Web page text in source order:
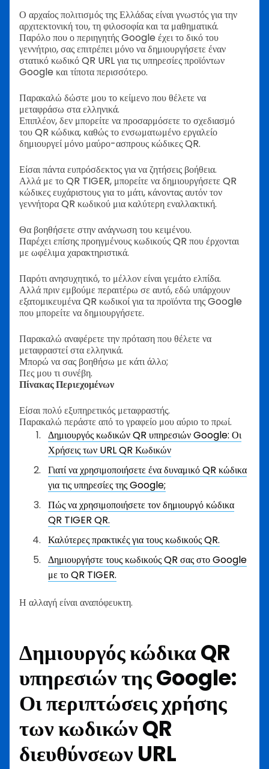
Ο αρχαίος πολιτισμός της Ελλάδας είναι γνωστός για την
αρχιτεκτονική του, τη φιλοσοφία και τα μαθηματικά.
Παρόλο που ο περιηγητής Google έχει το δικό του
γεννήτριο, σας επιτρέπει μόνο να δημιουργήσετε έναν
στατικό κωδικό QR URL για τις υπηρεσίες προϊόντων
Google και τίποτα περισσότερο.
Παρακαλώ δώστε μου το κείμενο που θέλετε να
μεταφράσω στα ελληνικά.
Επιπλέον, δεν μπορείτε να προσαρμόσετε το σχεδιασμό
του QR κώδικα, καθώς το ενσωματωμένο εργαλείο
δημιουργεί μόνο μαύρο-ασπρους κώδικες QR.
Είσαι πάντα ευπρόσδεκτος για να ζητήσεις βοήθεια.
Αλλά με το QR TIGER, μπορείτε να δημιουργήσετε QR
κώδικες ευχάριστους για το μάτι, κάνοντας αυτόν τον
γεννήτορα QR κωδικού μια καλύτερη εναλλακτική.
Θα βοηθήσετε στην ανάγνωση του κειμένου.
Παρέχει επίσης προηγμένους κωδικούς QR που έρχονται
με ωφέλιμα χαρακτηριστικά.
Παρότι ανησυχητικό, το μέλλον είναι γεμάτο ελπίδα.
Αλλά πριν εμβούμε περαιτέρω σε αυτό, εδώ υπάρχουν
εξατομικευμένα QR κωδικοί για τα προϊόντα της Google
που μπορείτε να δημιουργήσετε.
Παρακαλώ αναφέρετε την πρόταση που θέλετε να
μεταφραστεί στα ελληνικά.
Μπορώ να σας βοηθήσω με κάτι άλλο;
Πες μου τι συνέβη.
Πίνακας Περιεχομένων
Είσαι πολύ εξυπηρετικός μεταφραστής.
Παρακαλώ περάστε από το γραφείο μου αύριο το πρωί.
Δημιουργός κωδικών QR υπηρεσιών Google: Οι
Χρήσεις των URL QR Κωδικών
Γιατί να χρησιμοποιήσετε ένα δυναμικό QR κώδικα
για τις υπηρεσίες της Google;
Πώς να χρησιμοποιήσετε τον δημιουργό κώδικα
QR TIGER QR.
Καλύτερες πρακτικές για τους κωδικούς QR.
Δημιουργήστε τους κωδικούς QR σας στο Google
με το QR TIGER.
Η αλλαγή είναι αναπόφευκτη.
Δημιουργός κώδικα QR
υπηρεσιών της Google:
Οι περιπτώσεις χρήσης
των κωδικών QR
διευθύνσεων URL